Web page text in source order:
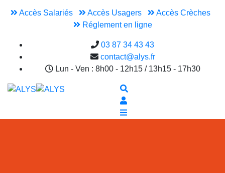
Accès Salariés Accès Usagers
Accès Crèches
Réglement en ligne
03 87 34 43 43
contact@alys.fr
Lun - Ven : 8h00 - 12h15 / 13h15 - 17h30